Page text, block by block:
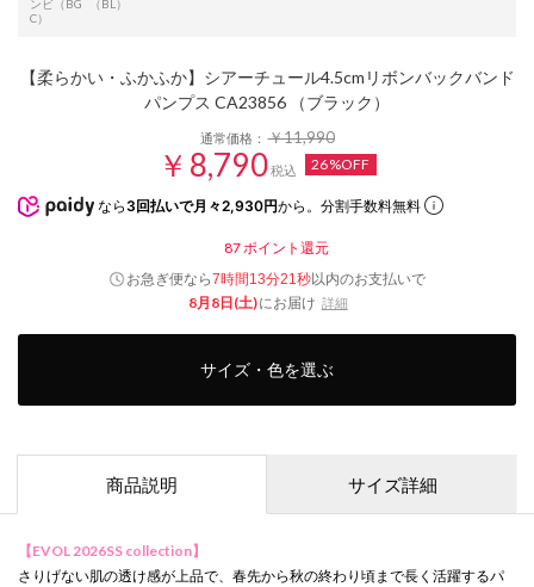
ンビ（BG
C）
（BL）
【柔らかい・ふかふか】シアーチュール4.5cmリボンバックバンド
パンプス CA23856 （ブラック）
通常価格：￥11,990
￥8,790税込 26%OFF
なら 3回払いで月々2,930円から。分割手数料無料
87ポイント還元
お急ぎ便なら7時間13分20秒以内のお支払いで
8月8日(土)にお届け 詳細
サイズ・色を選ぶ
商品説明 サイズ詳細
【EVOL 2026SS collection】
さりげない肌の透け感が上品で、春先から秋の終わり頃まで長く活躍するパ